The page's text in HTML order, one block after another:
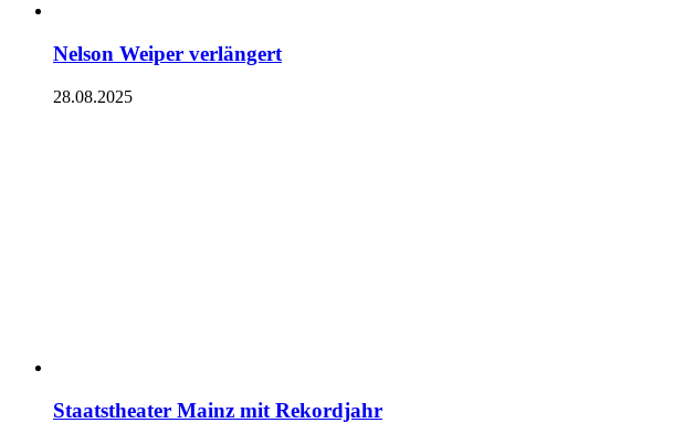
Nelson Weiper verlängert
28.08.2025
Staatstheater Mainz mit Rekordjahr